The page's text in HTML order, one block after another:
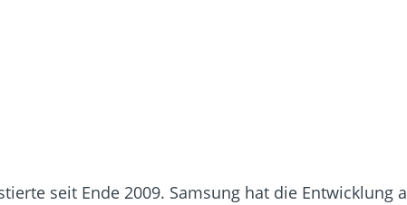
seit Ende 2009. Samsung hat die Entwicklung